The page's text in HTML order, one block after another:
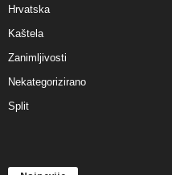
Hrvatska
Kaštela
Zanimljivosti
Nekategorizirano
Split